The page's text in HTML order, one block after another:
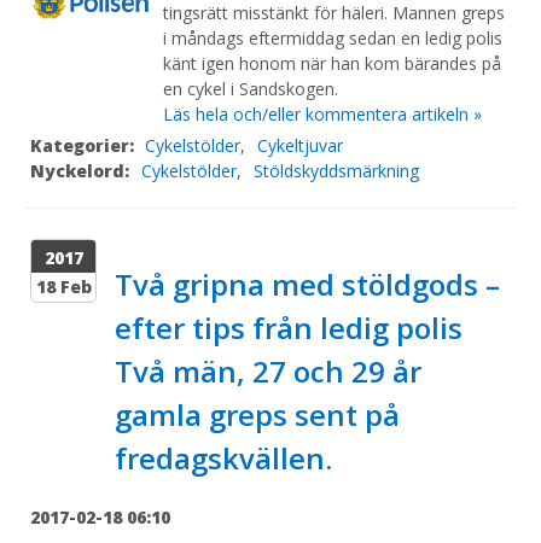
tingsrätt misstänkt för häleri. Mannen greps
i måndags eftermiddag sedan en ledig polis
känt igen honom när han kom bärandes på
en cykel i Sandskogen.
Läs hela och/eller kommentera artikeln »
Kategorier: Cykelstölder, Cykeltjuvar
Nyckelord: Cykelstölder, Stöldskyddsmärkning
2017
18 Feb
Två gripna med stöldgods –
efter tips från ledig polis
Två män, 27 och 29 år
gamla greps sent på
fredagskvällen.
2017-02-18 06:10